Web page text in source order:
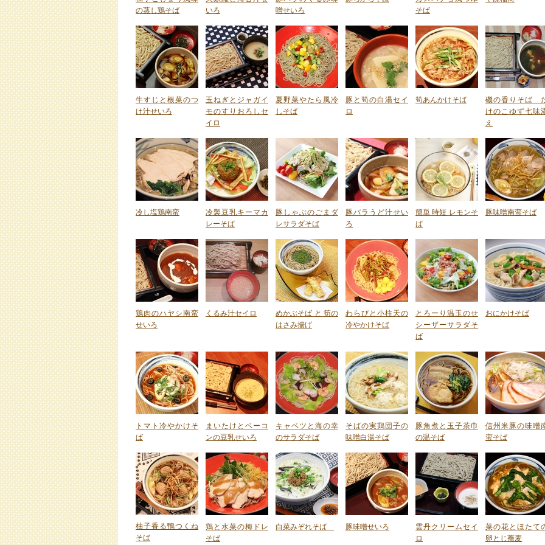
の蒸し鶏そば
いろ
噌せいろ
そば
牛すじと根菜のつ
け汁せいろ
玉ねぎとジャガイ
モのすりおろしセ
イロ
夏野菜やたら風冷
しそば
豚と筍の白湯セイ
ロ
筍あんかけそば
磯の香りそば
けのこゆず七味
え
冷し塩鶏南蛮
冷製豆乳キーマカ
レーそば
豚しゃぶのごまダ
レサラダそば
豚バラうど汁せい
ろ
簡単 時短 レモンそ
ば
豚味噌南蛮そば
鶏肉のハヤシ南蛮
せいろ
くるみ汁セイロ
めかぶそば と 筍の
はさみ揚げ
わらびと小柱天の
冷やかけそば
とろーり温玉のせ
シーザーサラダそ
ば
おにかけそば
トマト冷やかけそ
ば
まいたけとベーコ
ンの豆乳せいろ
キャベツと海の幸
のサラダそば
そばの実鶏団子の
味噌白湯そば
豚角煮と玉子茶巾
の温そば
信州米豚の味噌
蛮そば
柚子香る鴨つくね
そば
鶏と水菜の梅ドレ
そば
白菜みぞれそば 豚味噌せいろ
雲丹クリームセイ
ロ
菜の花とほたて
卵とじ蕎麦